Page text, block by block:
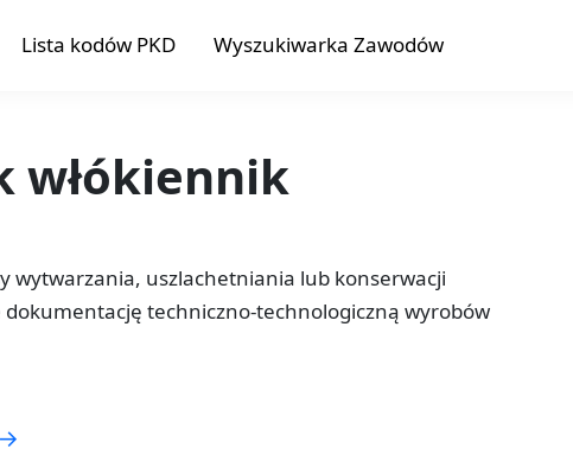
Lista kodów PKD Wyszukiwarka Zawodów
włókiennik
wytwarzania, uszlachetniania lub konserwacji
techniczno-technologiczną wyrobów